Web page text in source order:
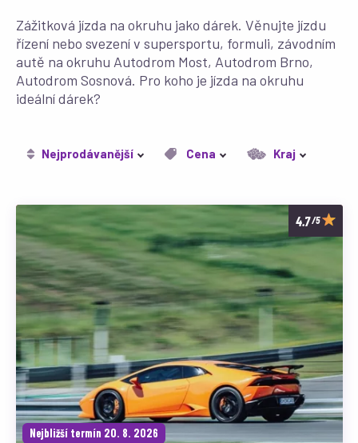
Zážitková jízda na okruhu jako dárek. Věnujte jízdu
řízení nebo svezení v supersportu, formuli, závodním
autě na okruhu Autodrom Most, Autodrom Brno,
Autodrom Sosnová. Pro koho je jízda na okruhu
ideální dárek?
Nejprodávanější Cena Kraj
/5
Nejbližší termín 20. 8. 2026